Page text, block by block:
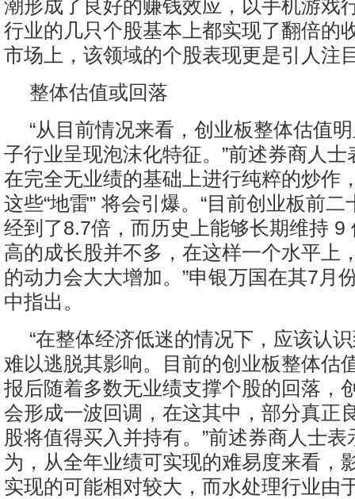
潮形成了良好的赚钱效应，以手机游戏
行业的几只个股基本上都实现了翻倍的
市场上，该领域的个股表现更是引人注
整体估值或回落
“从目前情况来看，创业板整体估值
子行业呈现泡沫化特征。”前述券商人
在完全无业绩的基础上进行纯粹的炒作
这些“地雷” 将会引爆。“目前创业板前
经到了8.7倍，而历史上能够长期维持 9
高的成长股并不多，在这样一个水平上
的动力会大大增加。”申银万国在其7月
中指出。
“在整体经济低迷的情况下，应该认
难以逃脱其影响。目前的创业板整体估
报后随着多数无业绩支撑个股的回落，
会形成一波回调，在这其中，部分真正
股将值得买入并持有。”前述券商人士
为，从全年业绩可实现的难易度来看，
实现的可能相对较大，而水处理行业由